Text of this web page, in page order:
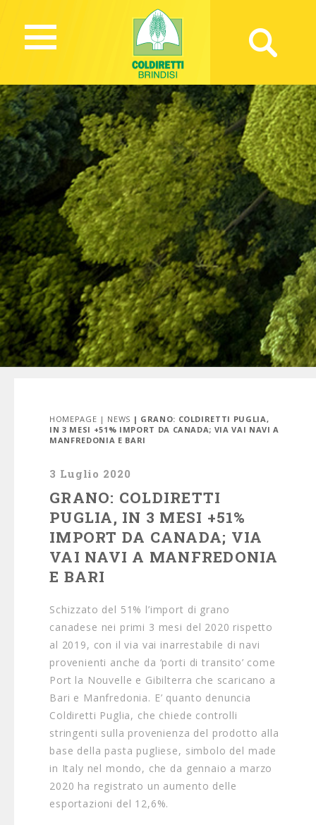
HOMEPAGE | NEWS | GRANO: COLDIRETTI PUGLIA,
IN 3 MESI +51% IMPORT DA CANADA; VIA VAI NAVI A
MANFREDONIA E BARI
3 Luglio 2020
GRANO: COLDIRETTI
PUGLIA, IN 3 MESI +51%
IMPORT DA CANADA; VIA
VAI NAVI A MANFREDONIA
E BARI
Schizzato del 51% l’import di grano
canadese nei primi 3 mesi del 2020 rispetto
al 2019, con il via vai inarrestabile di navi
provenienti anche da ‘porti di transito’ come
Port la Nouvelle e Gibilterra che scaricano a
Bari e Manfredonia. E’ quanto denuncia
Coldiretti Puglia, che chiede controlli
stringenti sulla provenienza del prodotto alla
base della pasta pugliese, simbolo del made
in Italy nel mondo, che da gennaio a marzo
2020 ha registrato un aumento delle
esportazioni del 12,6%.